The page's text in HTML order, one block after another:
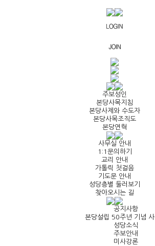
주보성인
본당사목지침
본당사제와 수도자
본당사목조직도
본당연혁
사무실 안내
1:1문의하기
교리 안내
가톨릭 첫걸음
기도문 안내
성당층별 둘러보기
찾아오시는 길
공지사항
본당설립 50주년 기념 사
성당소식
주보안내
미사강론